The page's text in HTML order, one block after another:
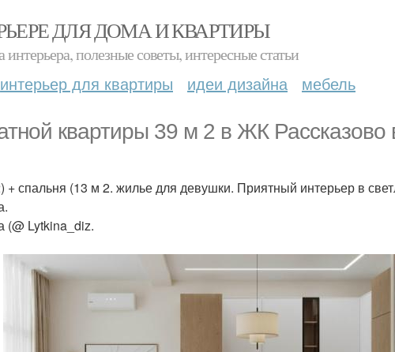
ДЛЯ ДОМА И КВАРТИРЫ
полезные советы, интересные статьи
интерьер для квартиры идеи дизайна мебель
квартиры 39 м 2 в ЖК Рассказово
+ спальня (13 м 2. жилье для девушки. Приятный интерьер в
(@ Lytkina_diz.